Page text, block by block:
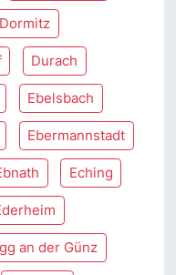
Dormitz
Durach
Ebelsbach
Ebermannstadt
Eching
an der Günz